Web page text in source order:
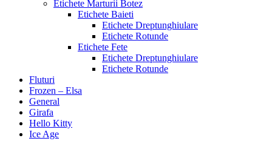
Etichete Marturii Botez
Etichete Baieti
Etichete Dreptunghiulare
Etichete Rotunde
Etichete Fete
Etichete Dreptunghiulare
Etichete Rotunde
Fluturi
Frozen – Elsa
General
Girafa
Hello Kitty
Ice Age